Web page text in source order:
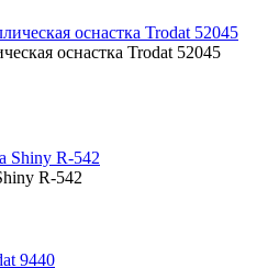
оснастка Trodat 52045
R-542